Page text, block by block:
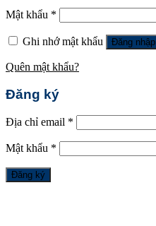
Mật khẩu *
Ghi nhớ mật khẩu Đăng nhập
Quên mật khẩu?
Đăng ký
Địa chỉ email *
Mật khẩu *
Đăng ký